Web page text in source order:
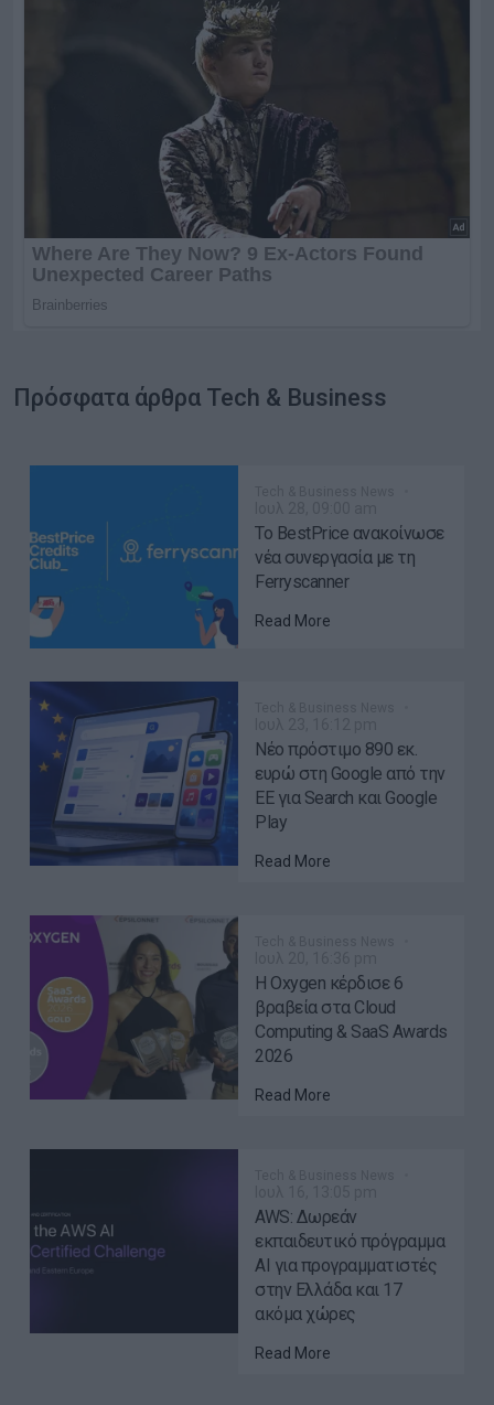
Πρόσφατα άρθρα Tech & Business
Το BestPrice ανακοίνωσε
νέα συνεργασία με τη
Ferryscanner
Read More
Νέο πρόστιμο 890 εκ.
ευρώ στη Google από την
ΕΕ για Search και Google
Play
Read More
Η Oxygen κέρδισε 6
βραβεία στα Cloud
Computing & SaaS Awards
2026
Read More
AWS: Δωρεάν
εκπαιδευτικό πρόγραμμα
AI για προγραμματιστές
στην Ελλάδα και 17
ακόμα χώρες
Read More